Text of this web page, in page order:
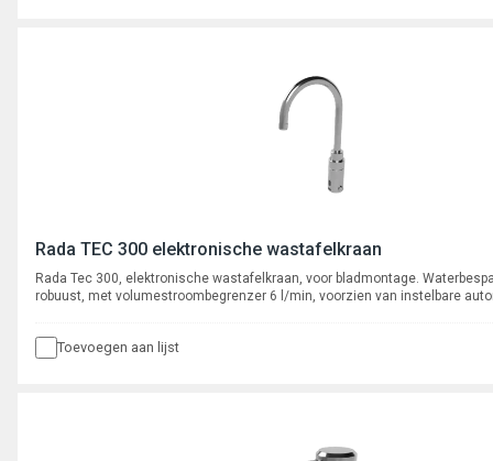
Rada TEC 300 elektronische wastafelkraan
Rada Tec 300, elektronische wastafelkraan, voor bladmontage.
robuust, met volumestroombegrenzer 6 l/min, voorzien van instelbare
Toevoegen aan lijst